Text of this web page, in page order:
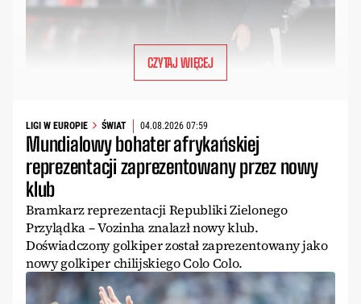
CZYTAJ WIĘCEJ
LIGI W EUROPIE ŚWIAT 04.08.2026 07:59
Mundialowy bohater afrykańskiej
reprezentacji zaprezentowany przez nowy
klub
Bramkarz reprezentacji Republiki Zielonego
Przylądka – Vozinha znalazł nowy klub.
Doświadczony golkiper został zaprezentowany jako
nowy golkiper chilijskiego Colo Colo.